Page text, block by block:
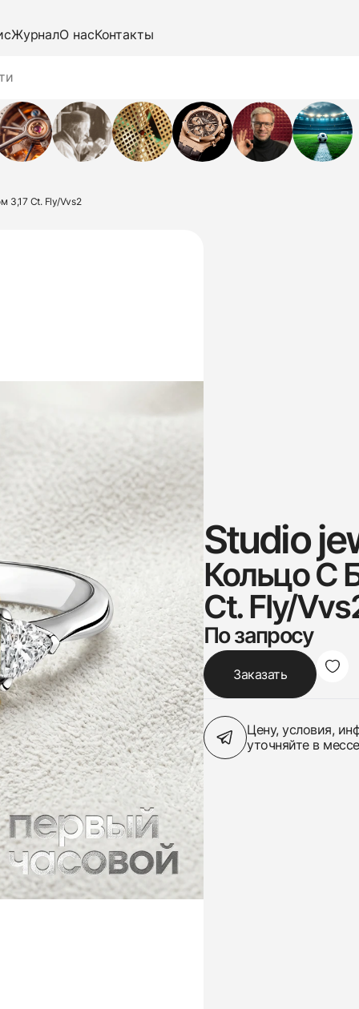
ЖурналО насКонтакты
3,17 Ct. Fly/Vvs2
Studio
Кольцо С
Ct. Fly/
По запросу
Заказать
Цену, условия,
уточняйте в